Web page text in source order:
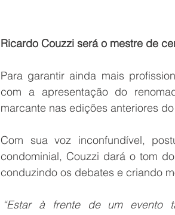
Ricardo Couzzi será o mestre de
Para garantir ainda mais
com a apresentação do
marcante nas edições anteriores
Com sua voz inconfundível,
condominial, Couzzi dará o tom
conduzindo os debates e criando
“Estar à frente de um evento